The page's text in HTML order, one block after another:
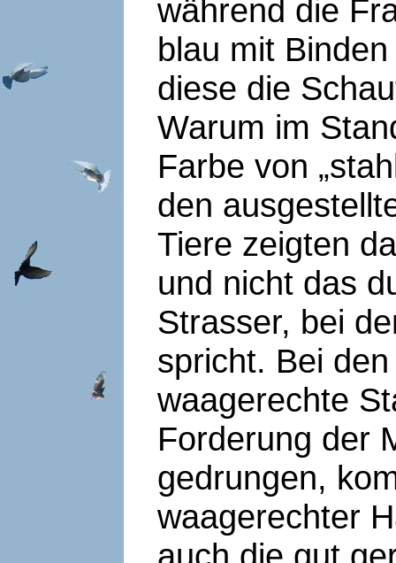
während die
blau mit
diese die
Warum im
Farbe von
den
Tiere zeigten
und nicht das
Strasser, bei
spricht. Bei
waagerechte
Forderung der
gedrungen,
waagerechter